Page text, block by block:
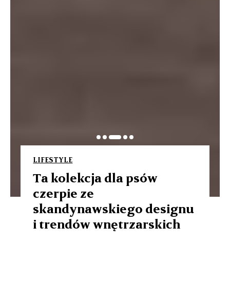
LIFESTYLE
Ta kolekcja dla psów
czerpie ze
skandynawskiego designu
i trendów wnętrzarskich